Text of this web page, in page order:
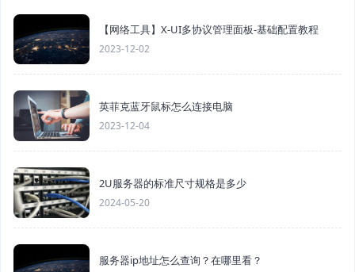
【网络工具】X-UI多协议管理面板-基础配置教程
2023-12-02
英菲克蓝牙鼠标怎么连接电脑
2023-12-04
2U服务器的标准尺寸规格是多少
2024-05-20
服务器ip地址怎么查询？在哪里看？